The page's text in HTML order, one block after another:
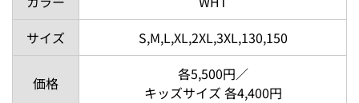
サイズ
S,M,L,XL,2XL,3XL,130,150
価格
各5,500円／
キッズサイズ 各4,400円